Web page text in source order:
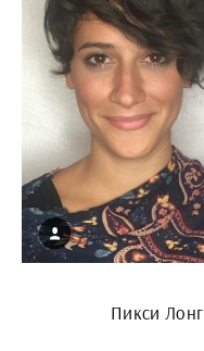
Пикси